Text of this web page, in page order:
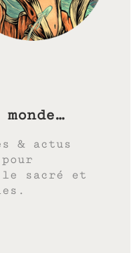
& actus
le sacré et